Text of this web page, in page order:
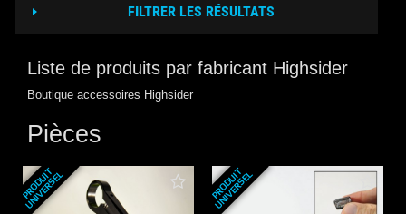
FILTRER LES RÉSULTATS
Liste de produits par fabricant Highsider
Boutique accessoires Highsider
Pièces
P
R
O
D
U
I
T
U
N
I
V
E
R
S
E
L P
R
O
D
U
I
T
U
N
I
V
E
R
S
E
L